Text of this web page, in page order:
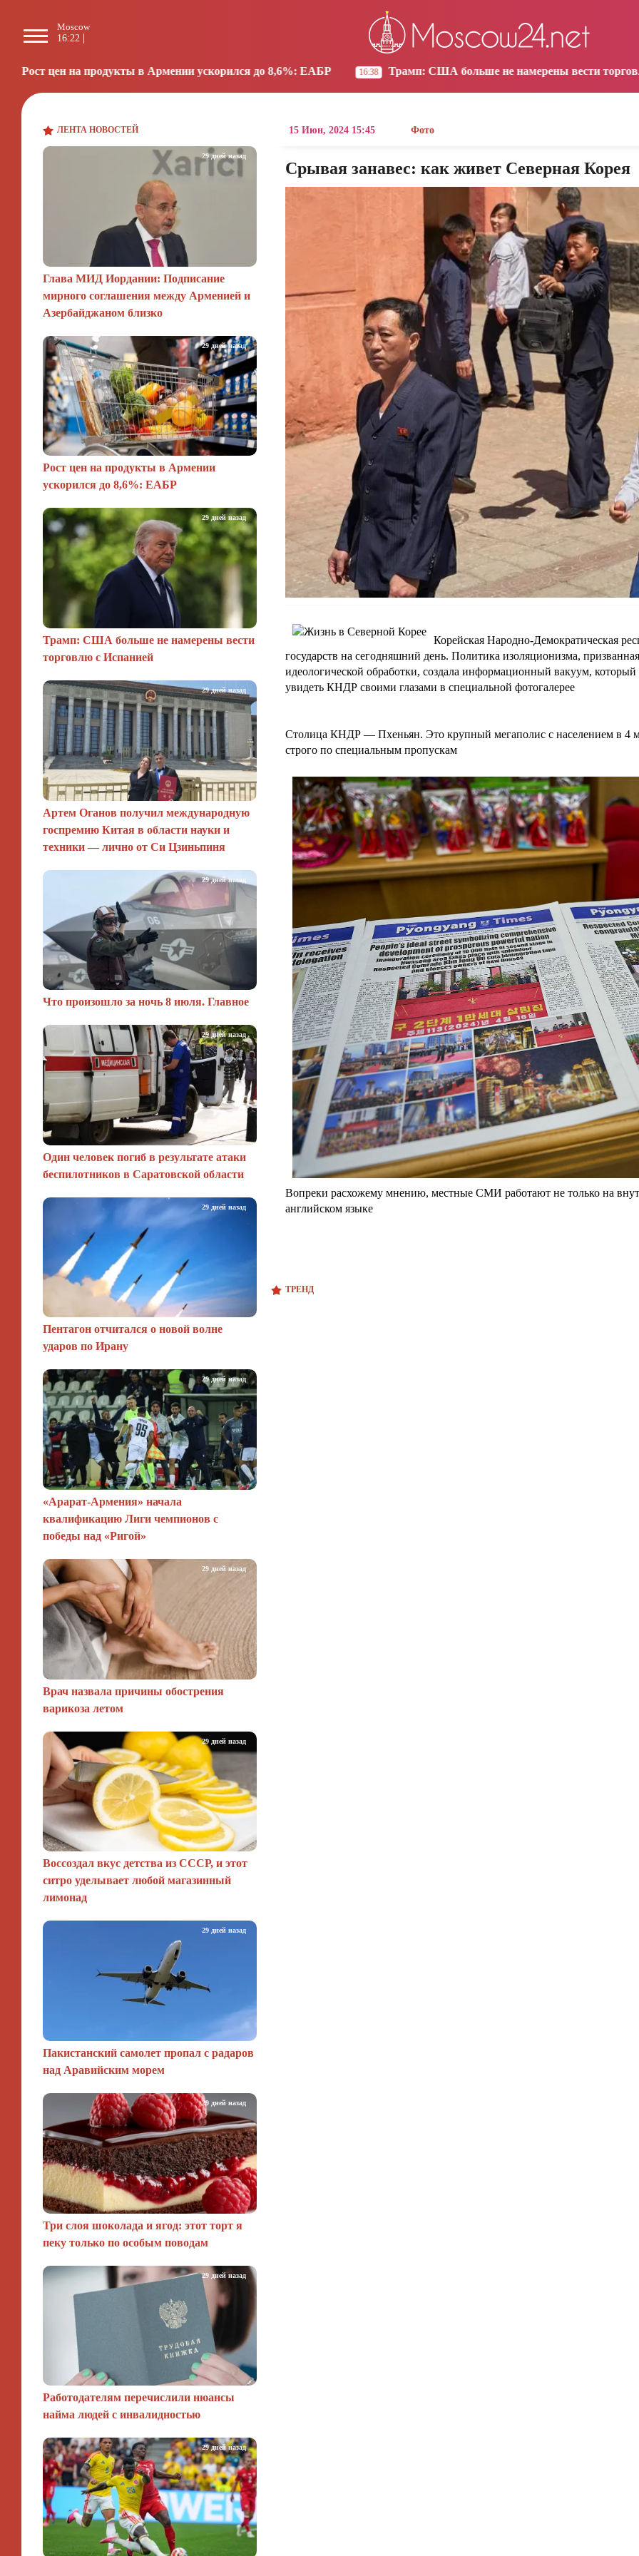
Moscow
16:22
Yerevan
17:22 17:22
Moscow
16:22
в Армении ускорился до 8,6%: ЕАБР 16:38 Трамп: США больше не намерены вести торговлю с Испанией 13:30
ЛЕНТА НОВОСТЕЙ
Глава МИД Иордании: Подписание
мирного соглашения между Арменией и
Азербайджаном близко
29 дней назад
Рост цен на продукты в Армении
ускорился до 8,6%: ЕАБР
29 дней назад
Трамп: США больше не намерены вести
торговлю с Испанией
29 дней назад
Артем Оганов получил международную
госпремию Китая в области науки и
техники — лично от Си Цзиньпиня
29 дней назад
Что произошло за ночь 8 июля. Главное
29 дней назад
Один человек погиб в результате атаки
беспилотников в Саратовской области
29 дней назад
Пентагон отчитался о новой волне
ударов по Ирану
29 дней назад
«Арарат‑Армения» начала
квалификацию Лиги чемпионов с
победы над «Ригой»
29 дней назад
Врач назвала причины обострения
варикоза летом
29 дней назад
Воссоздал вкус детства из СССР, и этот
ситро уделывает любой магазинный
лимонад
29 дней назад
Пакистанский самолет пропал с радаров
над Аравийским морем
29 дней назад
Три слоя шоколада и ягод: этот торт я
пеку только по особым поводам
29 дней назад
Работодателям перечислили нюансы
найма людей с инвалидностью
29 дней назад
29 дней назад
15 Июн, 2024 15:45 Фото
Срывая занавес: как живет Северная Корея
Корейская Народно-Демократическая
государств на сегодняшний день. Политика изоляционизма,
идеологической обработки, создала информационный вакуум, который
увидеть КНДР своими глазами в специальной фотогалерее
Столица КНДР — Пхеньян. Это крупный мегаполис с населением в 4
строго по специальным пропускам
Вопреки расхожему мнению, местные СМИ работают не только на
английском языке
ТРЕНД